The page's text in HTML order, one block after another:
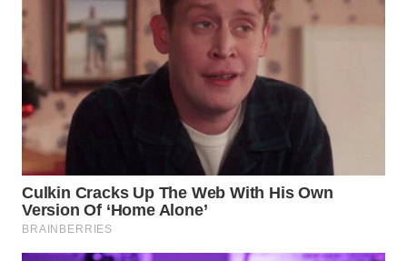
WN
MANDALIKA
WN
LIKUPANG
WN
LABUANBAJO